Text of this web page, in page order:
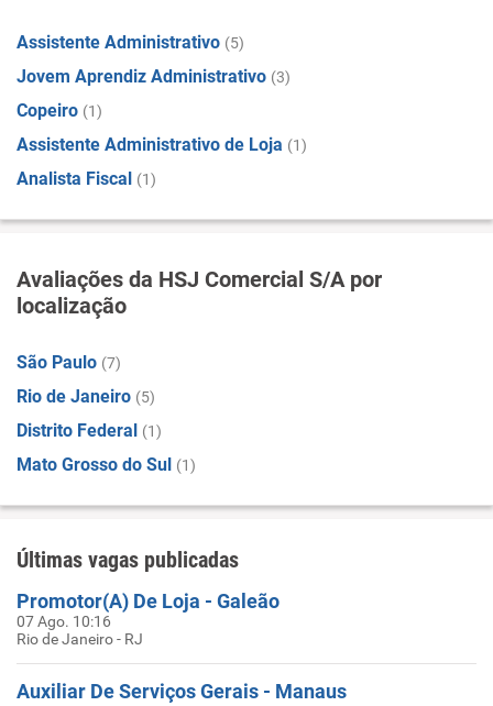
Assistente Administrativo (5)
Jovem Aprendiz Administrativo (3)
Copeiro (1)
Assistente Administrativo de Loja (1)
Analista Fiscal (1)
Avaliações da HSJ Comercial S/A por
localização
São Paulo (7)
Rio de Janeiro (5)
Distrito Federal (1)
Mato Grosso do Sul (1)
Últimas vagas publicadas
Promotor(A) De Loja - Galeão
07 Ago. 10:16
Rio de Janeiro - RJ
Auxiliar De Serviços Gerais - Manaus